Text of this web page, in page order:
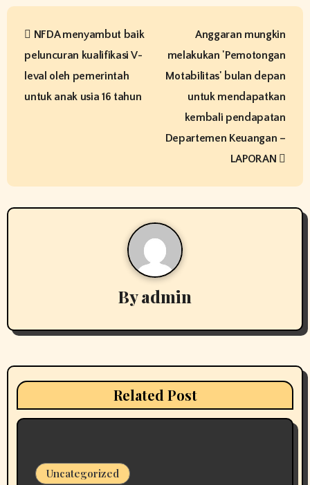
P
v
i
i
o
n
NFDA menyambut baik
peluncuran kualifikasi V-
leval oleh pemerintah
untuk anak usia 16 tahun
Anggaran mungkin
melakukan 'Pemotongan
Motabilitas' bulan depan
untuk mendapatkan
kembali pendapatan
Departemen Keuangan –
LAPORAN
Byadmin
Related Post
Uncategorized